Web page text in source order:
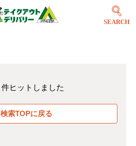
SEARCH
件ヒットしました
検索TOPに戻る